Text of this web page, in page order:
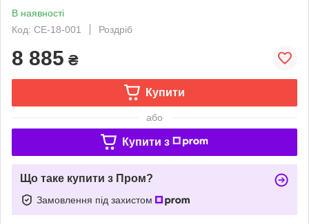
В наявності
Код: CE-18-001
Роздріб
8 885 ₴
Купити
або
Купити з
Що таке купити з Пром?
Замовлення під захистом